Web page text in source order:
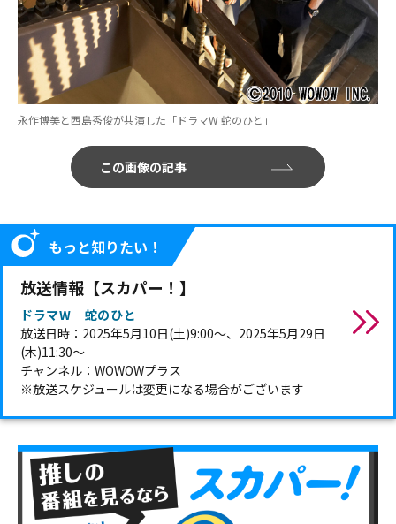
永作博美と西島秀俊が共演した「ドラマW 蛇のひと」
この画像の記事
もっと知りたい！
放送情報【スカパー！】
ドラマW 蛇のひと
放送日時：2025年5月10日(土)9:00～、2025年5月29日
(木)11:30～
チャンネル：WOWOWプラス
※放送スケジュールは変更になる場合がございます